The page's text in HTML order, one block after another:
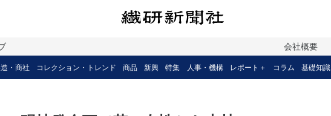
会社概要
・商社 コレクション・トレンド 商品 新興 特集 人事・機構 レポート＋ コラム 基礎知識